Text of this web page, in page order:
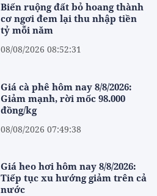
Biến ruộng đất bỏ hoang thành
cơ ngơi đem lại thu nhập tiền
tỷ mỗi năm
08/08/2026 08:52:31
Giá cà phê hôm nay 8/8/2026:
Giảm mạnh, rời mốc 98.000
đồng/kg
08/08/2026 07:49:38
Giá heo hơi hôm nay 8/8/2026:
Tiếp tục xu hướng giảm trên cả
nước